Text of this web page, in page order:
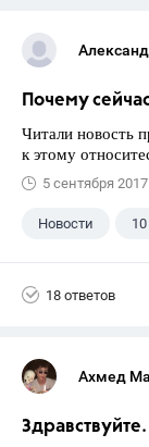
Почему
Читали новость
к этому
5 сентября 2017
Новости
18 ответов
Ахмед
Здравствуйте.